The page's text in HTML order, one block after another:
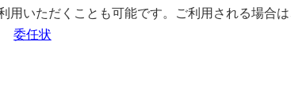
いただくことも可能です。ご利用される場合は
→委任状